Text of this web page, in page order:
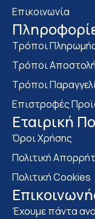
Επικοινωνία
Τρόποι
Τρόποι
Τρόποι
Επιστροφές
Eταιρική
Όροι Χρήσης
Πολιτική
Πολιτική Cookies
Έχουμε πάντα